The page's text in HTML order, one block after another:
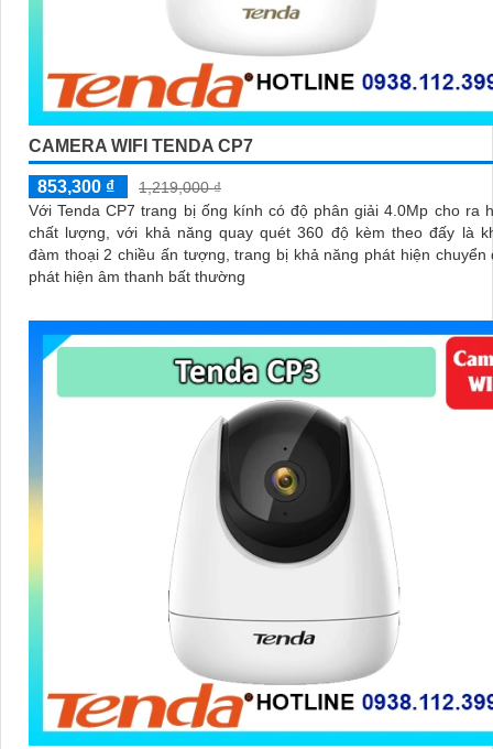
CAMERA WIFI TENDA CP7
853,300 ₫
1,219,000 ₫
Với Tenda CP7 trang bị ống kính có độ phân giải 4.0Mp cho ra
chất lượng, với khả năng quay quét 360 độ kèm theo đấy là
đàm thoại 2 chiều ấn tượng, trang bị khả năng phát hiện chuyển
phát hiện âm thanh bất thường